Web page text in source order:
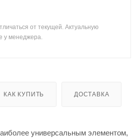
от текущей. Актуальную
у менеджера.
КАК КУПИТЬ ДОСТАВКА
универсальным элементом,